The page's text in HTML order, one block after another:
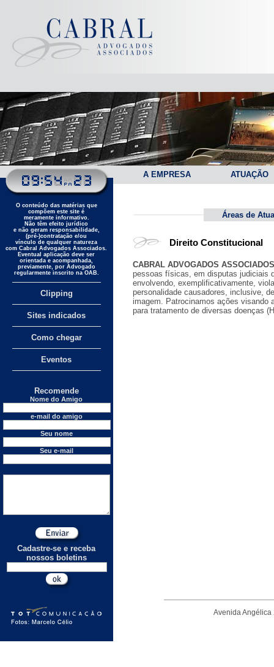
A EMPRESA ATUAÇÃO
O conteúdo das matérias que
compõem este site é
meramente informativo.
Não têm efeito jurídico
e não geram responsabilidade,
(pré-)contratação e/ou
vínculo de qualquer natureza
com Cabral Advogados Associados.
Eventual aplicação deve ser
orientada e acompanhada,
previamente, por Advogado
regularmente inscrito na OAB.
Clipping
Sites indicados
Como chegar
Eventos
Recomende
Nome do Amigo
e-mail do amigo
Seu nome
Seu e-mail
Cadastre-se e receba
nossos boletins
Áreas de
Direito Constitucional
CABRAL ADVOGADOS
pessoas físicas, em disputas judiciais
envolvendo, exemplificativamente,
personalidade causadores, inclusive,
imagem. Patrocinamos ações visando
para tratamento de diversas doenças
Avenida Angélica